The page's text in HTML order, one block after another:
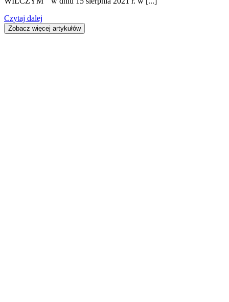
Czytaj dalej
Zobacz więcej artykułów